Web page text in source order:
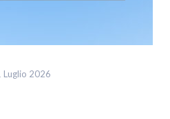
Luglio 2026